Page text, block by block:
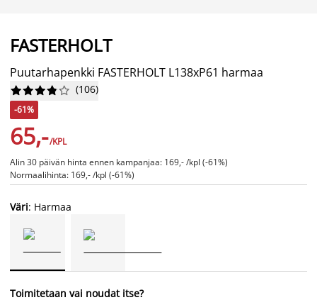
FASTERHOLT
Puutarhapenkki FASTERHOLT L138xP61 harmaa





 (106)
-61%
65,-/KPL
Alin 30 päivän hinta ennen kampanjaa: 169,- /kpl (-61%)
Normaalihinta: 169,- /kpl (-61%)
Väri: Harmaa
Toimitetaan vai noudat itse?